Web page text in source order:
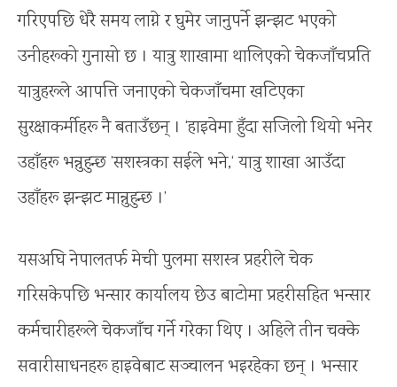
गरिएपछि धेरै समय लाग्ने र घुमेर जानुपर्ने झन्झट भएको
उनीहरूको गुनासो छ । यात्रु शाखामा थालिएको चेकजाँचप्रति
यात्रुहरूले आपत्ति जनाएको चेकजाँचमा खटिएका
सुरक्षाकर्मीहरू नै बताउँछन् । ‘हाइवेमा हुँदा सजिलो थियो भनेर
उहाँहरू भन्नुहुन्छ ’सशस्त्रका सईले भने,‘ यात्रु शाखा आउँदा
उहाँहरू झन्झट मान्नुहुन्छ ।’
यसअघि नेपालतर्फ मेची पुलमा सशस्त्र प्रहरीले चेक
गरिसकेपछि भन्सार कार्यालय छेउ बाटोमा प्रहरीसहित भन्सार
कर्मचारीहरूले चेकजाँच गर्ने गरेका थिए । अहिले तीन चक्के
सवारीसाधनहरू हाइवेबाट सञ्चालन भइरहेका छन् । भन्सार